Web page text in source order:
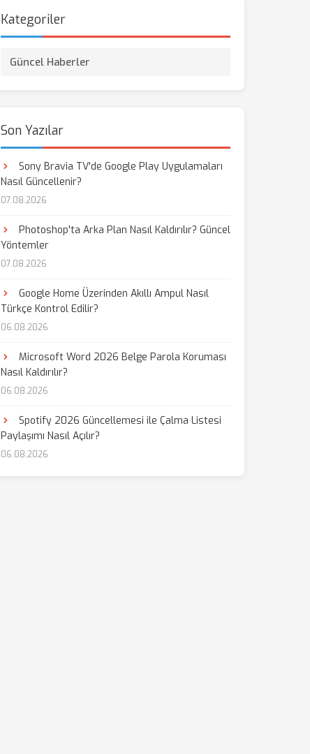
Kategoriler
Güncel Haberler
Son Yazılar
Sony Bravia TV'de Google Play Uygulamaları
Nasıl Güncellenir?
07.08.2026
Photoshop'ta Arka Plan Nasıl Kaldırılır? Güncel
Yöntemler
07.08.2026
Google Home Üzerinden Akıllı Ampul Nasıl
Türkçe Kontrol Edilir?
06.08.2026
Microsoft Word 2026 Belge Parola Koruması
Nasıl Kaldırılır?
06.08.2026
Spotify 2026 Güncellemesi ile Çalma Listesi
Paylaşımı Nasıl Açılır?
06.08.2026